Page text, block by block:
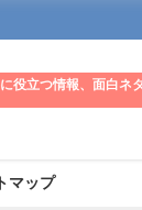
役立つ情報、面白ネ
マップ